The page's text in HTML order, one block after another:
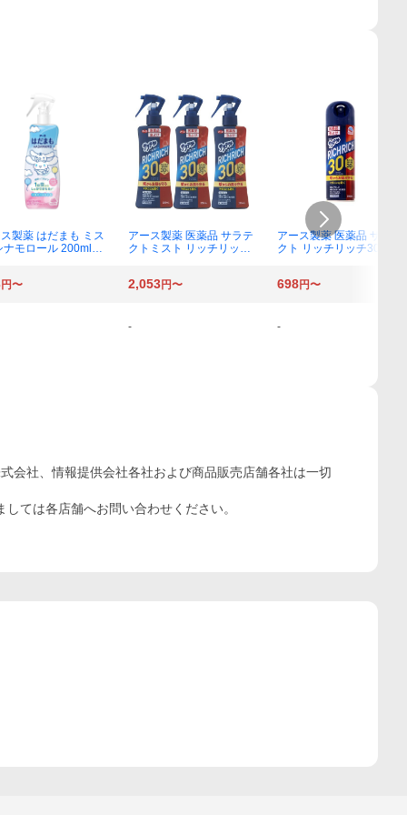
製薬 はだまも ミス
ナモロール 200ml×1
アース製薬 医薬品 サラテ
クトミスト リッチリッチ
アース製薬 医薬品 サラテ
クト リッチリッチ30 200
円〜 2,053円〜 698円〜
- -
会社、情報提供会社各社および商品販売店舗各社は一切
ては各店舗へお問い合わせください。